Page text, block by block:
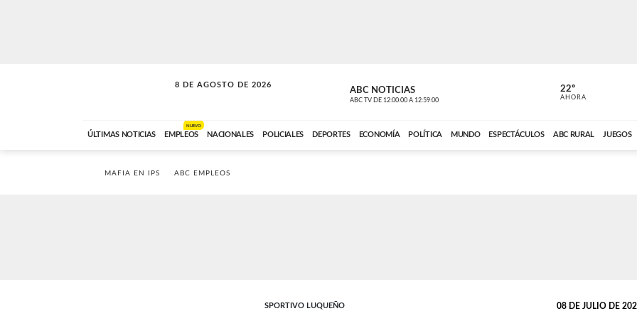
8 DE AGOSTO DE 2026
SOLO MÚSICA ABC NOTICIAS
ABC TV DE 12:00:00 A 12:59:00 ABC CARDINAL
22º
AHORA
ÚLTIMAS NOTICIAS EMPLEOS
NUEVO
NACIONALES POLICIALES DEPORTES ECONOMÍA POLÍTICA MUNDO ESPECTÁCULOS ABC RURAL JUEGOS
MAFIA EN IPS ABC EMPLEOS
SPORTIVO LUQUEÑO 08 DE JULIO DE